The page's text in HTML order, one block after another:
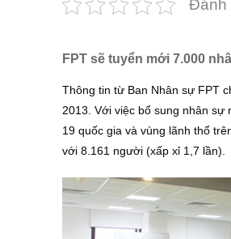
Đánh
FPT sẽ tuyển mới 7.000
Thông tin từ Ban Nhân sự FPT
2013. Với việc bổ sung nhân sự
19 quốc gia và vùng lãnh thổ
với 8.161 người (xấp xỉ 1,7 lần).